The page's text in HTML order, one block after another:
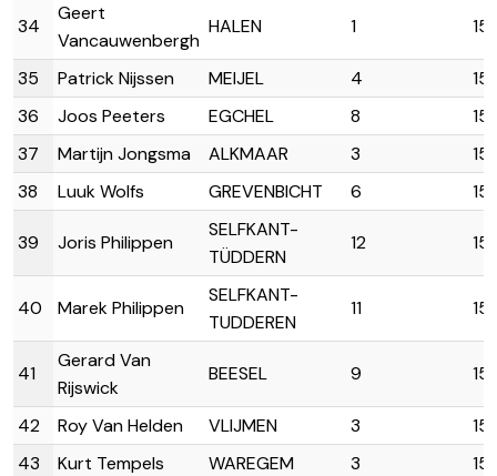
34
Geert
Vancauwenbergh
HALEN 1
35 Patrick Nijssen MEIJEL 4
36
Joos Peeters EGCHEL 8
37
Martijn Jongsma ALKMAAR 3
38
Luuk Wolfs GREVENBICHT 6
39 Joris Philippen
SELFKANT-
TÜDDERN
12
40 Marek Philippen
SELFKANT-
TUDDEREN
11
41
Gerard Van
Rijswick
BEESEL 9
42 Roy Van Helden VLIJMEN 3
43
Kurt Tempels WAREGEM 3